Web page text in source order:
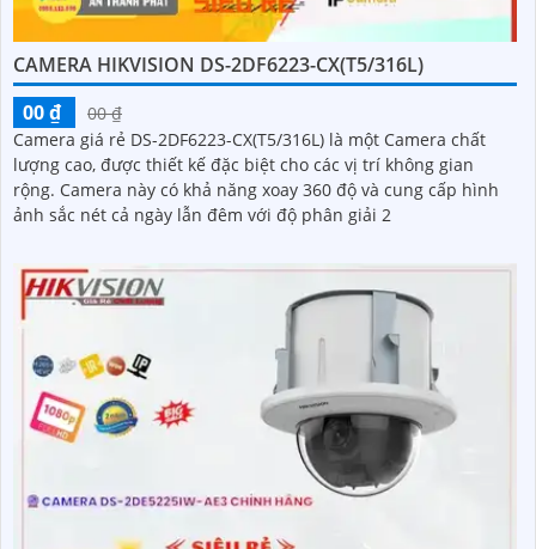
CAMERA HIKVISION DS-2DF6223-CX(T5/316L)
00 ₫
00 ₫
Camera giá rẻ DS-2DF6223-CX(T5/316L) là một Camera chất
lượng cao, được thiết kế đặc biệt cho các vị trí không gian
rộng. Camera này có khả năng xoay 360 độ và cung cấp hình
ảnh sắc nét cả ngày lẫn đêm với độ phân giải 2